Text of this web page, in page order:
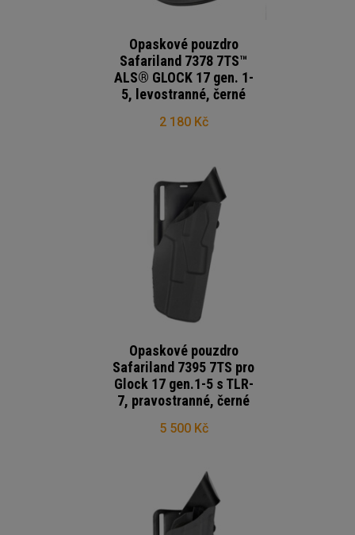
Opaskové pouzdro
Safariland 7378 7TS™
ALS® GLOCK 17 gen. 1-
5, levostranné, černé
2 180 Kč
Opaskové pouzdro
Safariland 7395 7TS pro
Glock 17 gen.1-5 s TLR-
7, pravostranné, černé
5 500 Kč